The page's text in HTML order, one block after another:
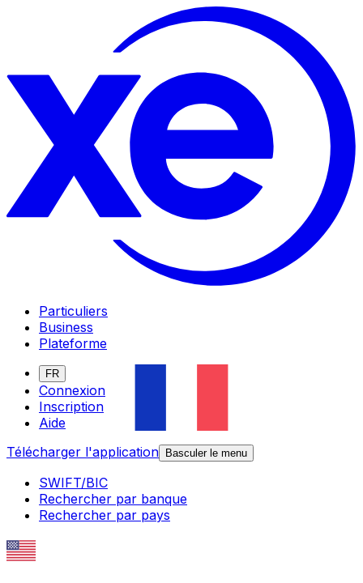
Particuliers
Business
Plateforme
FR
Connexion
Inscription
Aide
Télécharger l'application
Basculer le menu
SWIFT/BIC
Rechercher par banque
Rechercher par pays